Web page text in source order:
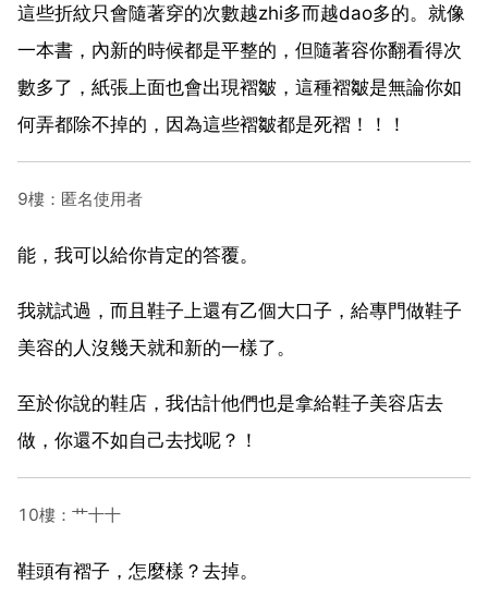
這些折紋只會隨著穿的次數越zhi多而越dao多的。就像
一本書，內新的時候都是平整的，但隨著容你翻看得次
數多了，紙張上面也會出現褶皺，這種褶皺是無論你如
何弄都除不掉的，因為這些褶皺都是死褶！！！
9樓：匿名使用者
能，我可以給你肯定的答覆。
我就試過，而且鞋子上還有乙個大口子，給專門做鞋子
美容的人沒幾天就和新的一樣了。
至於你說的鞋店，我估計他們也是拿給鞋子美容店去
做，你還不如自己去找呢？！
10樓：艹十十
鞋頭有褶子，怎麼樣？去掉。